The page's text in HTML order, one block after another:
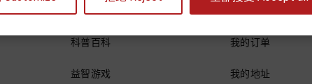
绘本
科普百科
益智游戏
我的订单
我的地址